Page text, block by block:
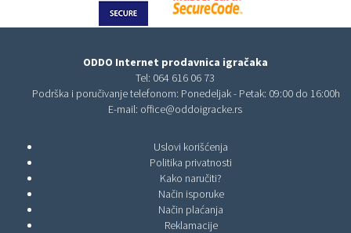
ODDO Internet prodavnica igračaka
Tel: 064 616 06 73
Podrška i poručivanje telefonom: Ponedeljak - Petak: 09:00 do 16:00h
E-mail: office@oddoigracke.rs
Uslovi korišćenja
Politika privatnosti
Kako naručiti?
Način isporuke
Način plaćanja
Reklamacije